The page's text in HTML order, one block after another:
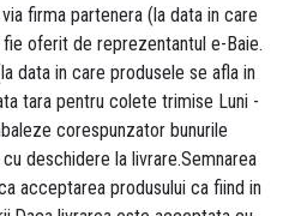
firma partenera (la data in care
oferit de reprezentantul e-Baie.
data in care produsele se afla in
tara pentru colete trimise Luni -
corespunzator bunurile
deschidere la livrare.Semnarea
acceptarea produsului ca fiind in